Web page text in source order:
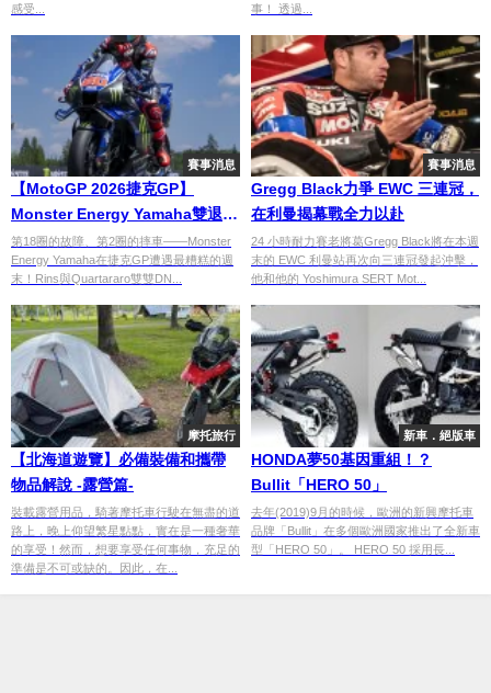
感受...
事！ 透過...
賽事消息
【MotoGP 2026捷克GP】
Monster Energy Yamaha雙退
賽！Alex Rins賽車故障、Fabio
Quartararo第二圈摔車收場
第18圈的故障、第2圈的摔車——Monster
Energy Yamaha在捷克GP遭遇最糟糕的週
末！Rins與Quartararo雙雙DN...
賽事消息
Gregg Black力爭 EWC 三連冠，
在利曼揭幕戰全力以赴
24 小時耐力賽老將葛Gregg Black將在本週
末的 EWC 利曼站再次向三連冠發起沖擊，
他和他的 Yoshimura SERT Mot...
摩托旅行
【北海道遊覽】必備裝備和攜帶
物品解說 -露營篇-
裝載露營用品，騎著摩托車行駛在無盡的道
路上，晚上仰望繁星點點，實在是一種奢華
的享受！然而，想要享受任何事物，充足的
準備是不可或缺的。因此，在...
新車．絕版車
HONDA夢50基因重組！？
Bullit「HERO 50」
去年(2019)9月的時候，歐洲的新興摩托車
品牌「Bullit」在多個歐洲國家推出了全新車
型「HERO 50」。 HERO 50 採用長...